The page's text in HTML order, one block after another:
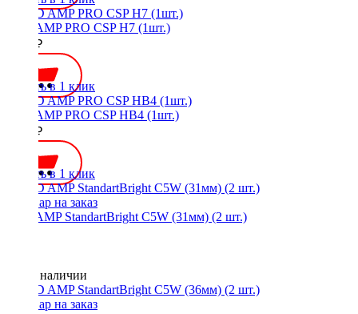
LED AMP PRO CSP H7 (1шт.)
1750 ₽
Купить в 1 клик
LED AMP PRO CSP HB4 (1шт.)
1750 ₽
Купить в 1 клик
LED AMP StandartBright C5W (31мм) (2 шт.)
Нет в наличии